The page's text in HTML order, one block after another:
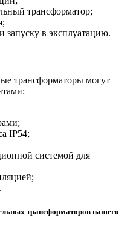
трансформатор;
запуску в эксплуатацию.
трансформаторы могут
IP54;
системой для
трансформаторов нашего